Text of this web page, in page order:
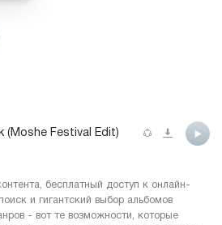
(Moshe Festival Edit)
бесплатный доступ к онлайн-
и гигантский выбор альбомов
- вот те возможности, которые